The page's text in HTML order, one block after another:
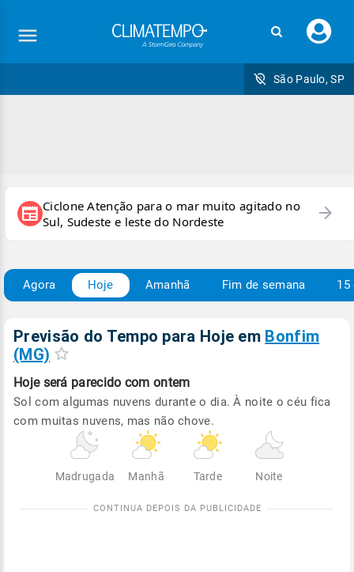
seu
São Paulo, SP
newspaper Ciclone Atenção para o mar muito agitado no
Sul, Sudeste e leste do Nordeste
arrow_forward
Agora Hoje Amanhã Fim de semana 15
Previsão do Tempo para Hoje em Bonfim
(MG)
Hoje será parecido com ontem
Sol com algumas nuvens durante o dia. À noite o céu fica
com muitas nuvens, mas não chove.
Madrugada Manhã Tarde Noite